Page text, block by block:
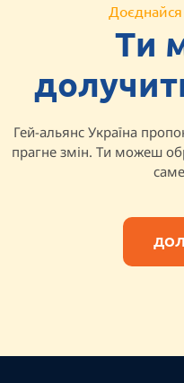
Ти
Гей-альянс Україна
прагне змін. Ти можеш